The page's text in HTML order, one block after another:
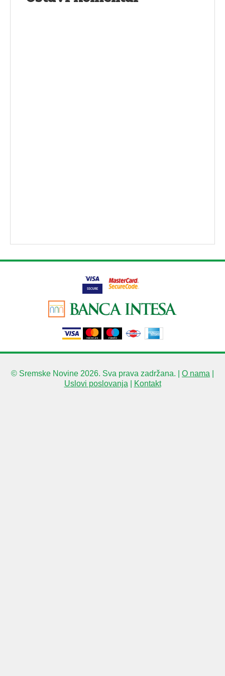
© Sremske Novine 2026. Sva prava zadržana. | O nama
Uslovi poslovanja| Kontakt